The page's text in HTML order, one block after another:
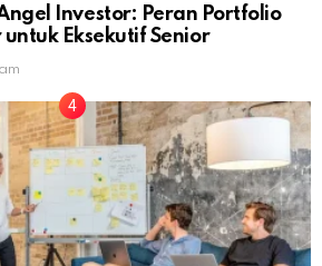
Investor: Peran Portfolio
untuk Eksekutif Senior